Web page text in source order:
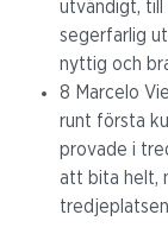
utvändigt,
segerfarlig
nyttig och
8 Marcelo
runt första
provade i
att bita helt,